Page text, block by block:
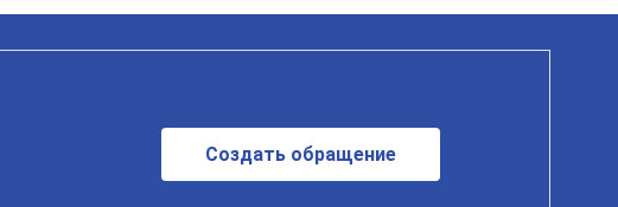
Создать обращение